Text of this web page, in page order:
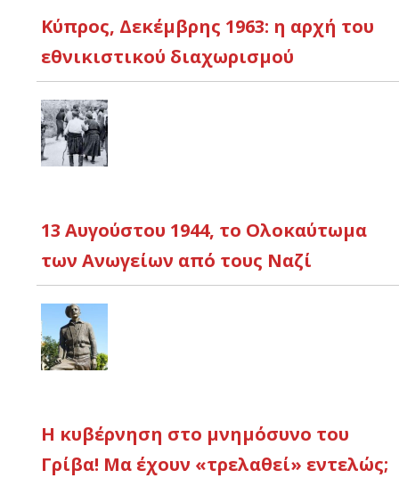
Κύπρος, Δεκέμβρης 1963: η αρχή του
εθνικιστικού διαχωρισμού
13 Αυγούστου 1944, το Ολοκαύτωμα
των Ανωγείων από τους Ναζί
Η κυβέρνηση στο μνημόσυνο του
Γρίβα! Μα έχουν «τρελαθεί» εντελώς;